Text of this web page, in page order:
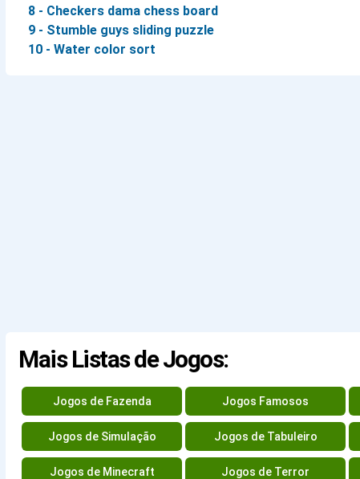
8 - Checkers dama chess board
9 - Stumble guys sliding puzzle
10 - Water color sort
Mais Listas de Jogos:
Jogos de Fazenda Jogos Famosos
Jogos de Simulação Jogos de Tabuleiro
Jogos de Minecraft Jogos de Terror